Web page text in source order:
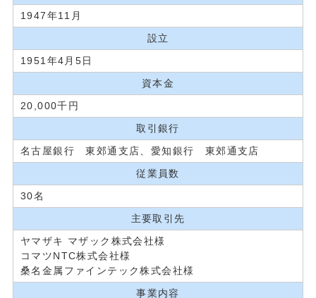
1947年11月
設立
1951年4月5日
資本金
20,000千円
取引銀行
名古屋銀行 東郊通支店、愛知銀行 東郊通支店
従業員数
30名
主要取引先
ヤマザキ マザック株式会社様
コマツNTC株式会社様
桑名金属ファインテック株式会社様
事業内容